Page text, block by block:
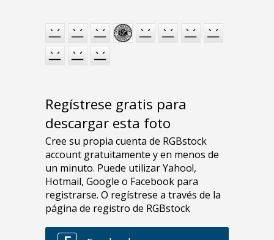
Regístrese gratis para
descargar esta foto